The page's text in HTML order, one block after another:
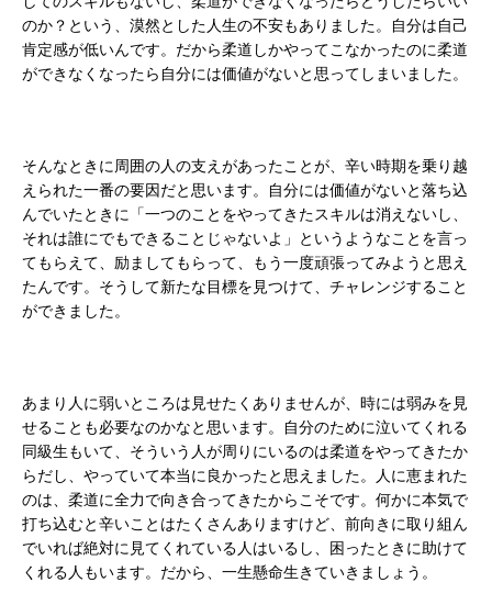
のか？という、漠然とした人生の不安もありました。自分は自己
肯定感が低いんです。だから柔道しかやってこなかったのに柔道
ができなくなったら自分には価値がないと思ってしまいました。
そんなときに周囲の人の支えがあったことが、辛い時期を乗り越
えられた一番の要因だと思います。自分には価値がないと落ち込
んでいたときに「一つのことをやってきたスキルは消えないし、
それは誰にでもできることじゃないよ」というようなことを言っ
てもらえて、励ましてもらって、もう一度頑張ってみようと思え
たんです。そうして新たな目標を見つけて、チャレンジすること
ができました。
あまり人に弱いところは見せたくありませんが、時には弱みを見
せることも必要なのかなと思います。自分のために泣いてくれる
同級生もいて、そういう人が周りにいるのは柔道をやってきたか
らだし、やっていて本当に良かったと思えました。人に恵まれた
のは、柔道に全力で向き合ってきたからこそです。何かに本気で
打ち込むと辛いことはたくさんありますけど、前向きに取り組ん
でいれば絶対に見てくれている人はいるし、困ったときに助けて
くれる人もいます。だから、一生懸命生きていきましょう。